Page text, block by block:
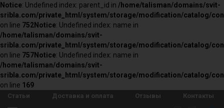
Notice: Undefined index: parent_id in /home/talisman/domains/svit-
sribla.com/private_html/system/storage/modification/catalog/
on line 752Notice: Undefined index: name in
/home/talisman/domains/svit-
sribla.com/private_html/system/storage/modification/catalog/
on line 757Notice: Undefined index: name in
/home/talisman/domains/svit-
sribla.com/private_html/system/storage/modification/catalog/
on line 169
Статьи Доставка и оплата Отзывы Контакты